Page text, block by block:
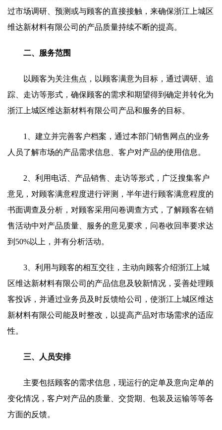
过市场调研、预测或与顾客的直接接触，来确保浙江上城区
维达新材料有限公司的产品质量持续不断的提高。
二、服务范围
以顾客为关注焦点，以顾客满意为目标，通过调研、追
踪、走访等形式，确保顾客的需求和期望得到确定并转化为
浙江上城区维达新材料有限公司产品和服务的目标。
1、建立并完善客户档案，通过本部门销售网点的业务
人员了解市场的产品需求信息、客户对产品的使用信息。
2、利用电话、产品销售、走访等形式，广泛搜集客户
意见，对顾客满意程度进行评测，半年进行顾客满意程度的
书面调查及分析，对顾客采用问卷调查方式，了解顾客在销
售活动中对产品质量、服务的意见要求，问卷收回率要求达
到50%以上，并有分析活动。
3、利用与顾客的相互交往，主动向顾客介绍浙江上城
区维达新材料有限公司的产品信息及较新情况，妥善处理顾
客投诉，并通过业务员及时反馈给公司，使浙江上城区维达
新材料有限公司能及时整改，以提高产品对市场需求的适应
性。
三、人员安排
主要包括顾客的需求信息，现运行的定单及意向定单的
变化情况，客户对产品的质量、交货期、包装及运输等等各
方面的反馈。